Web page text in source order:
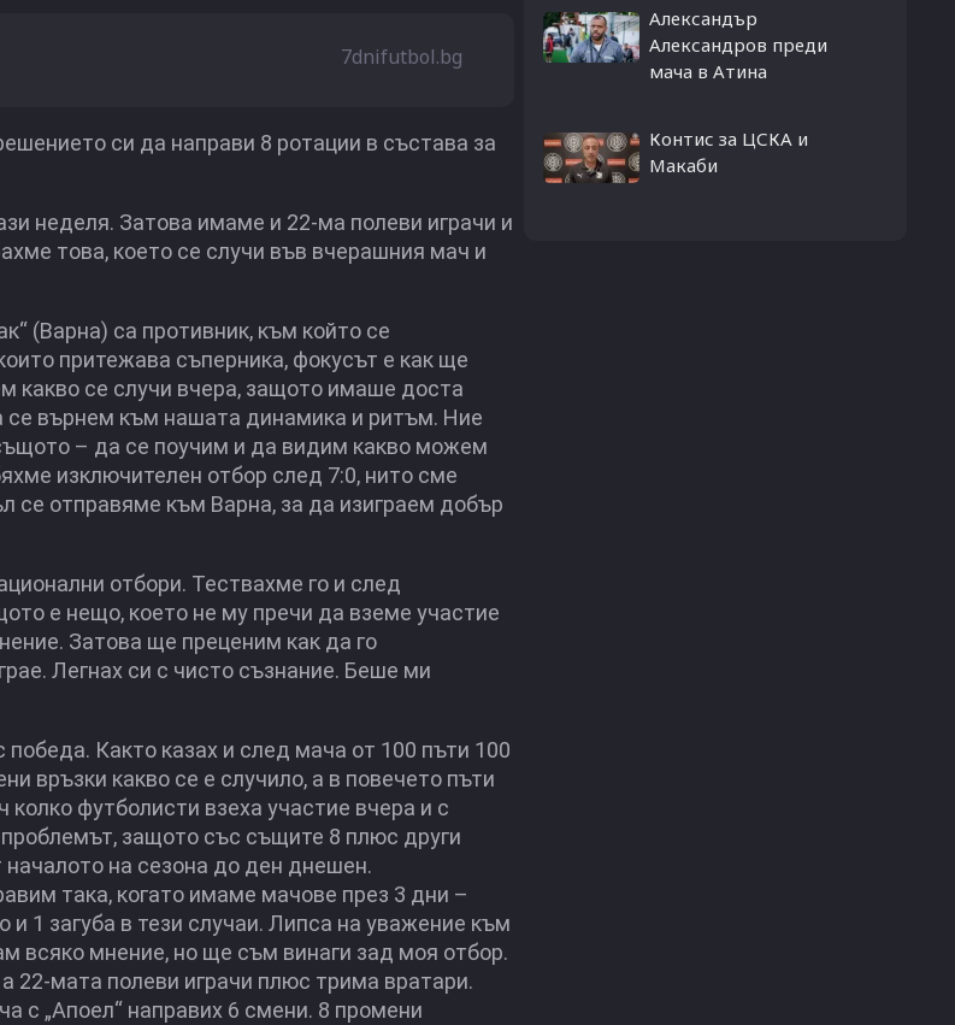
7dnifutbol.bg
си да направи 8 ротации в състава за
неделя. Затова имаме и 22-ма полеви играчи и
това, което се случи във вчерашния мач и
(Варна) са противник, към който се
притежава съперника, фокусът е как ще
какво се случи вчера, защото имаше доста
се върнем към нашата динамика и ритъм. Ние
– да се поучим и да видим какво можем
изключителен отбор след 7:0, нито сме
се отправяме към Варна, за да изиграем добър
отбори. Тествахме го и след
е нещо, което не му пречи да вземе участие
Затова ще преценим как да го
Легнах си с чисто съзнание. Беше ми
Както казах и след мача от 100 пъти 100
връзки какво се е случило, а в повечето пъти
футболисти взеха участие вчера и с
защото със същите 8 плюс други
на сезона до ден днешен.
така, когато имаме мачове през 3 дни –
1 загуба в тези случаи. Липса на уважение към
всяко мнение, но ще съм винаги зад моя отбор.
22-мата полеви играчи плюс трима вратари.
с „Апоел“ направих 6 смени. 8 промени
Александър
Александров преди
мача в Атина
Контис за ЦСКА и
Макаби